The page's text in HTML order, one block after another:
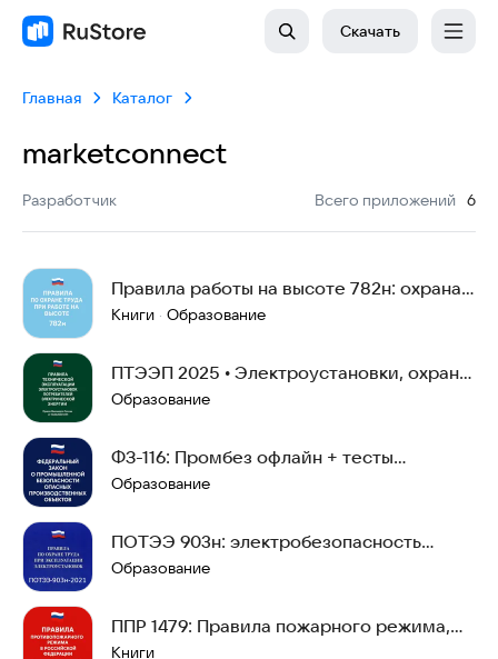
Скачать
Главная Каталог
marketconnect
Разработчик Всего приложений
: 6
Правила работы на высоте 782н: охрана
труда, тесты
Книги · Образование
ПТЭЭП 2025 • Электроустановки, охрана
труда, тесты
Образование
ФЗ-116: Промбез офлайн + тесты
Ростехнадзора
Образование
ПОТЭЭ 903н: электробезопасность
экзамен Ростехнадз
Образование
ППР 1479: Правила пожарного режима,
тесты Ростехн.
Книги